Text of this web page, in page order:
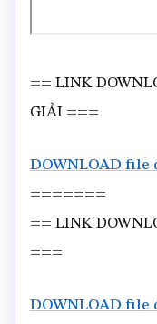
== LINK
GIẢI ===
DOWNLOAD file
=======
== LINK
===
DOWNLOAD file